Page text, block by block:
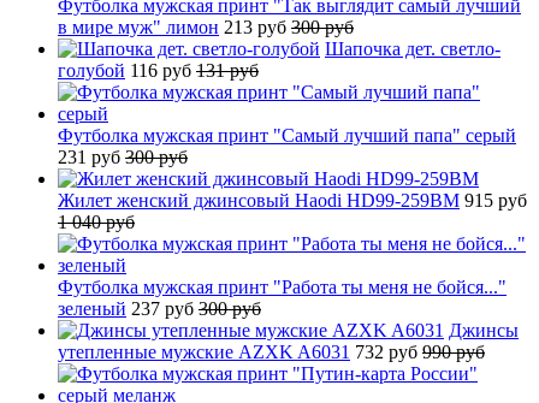
Футболка мужская принт "Так выглядит самый лучший
в мире муж" лимон 213 руб 300 руб
Шапочка дет. светло-
голубой 116 руб 131 руб
Футболка мужская принт "Самый лучший папа" серый
231 руб 300 руб
Жилет женский джинсовый Haodi HD99-259BM 915 руб
1 040 руб
Футболка мужская принт "Работа ты меня не бойся..."
зеленый 237 руб 300 руб
Джинсы
утепленные мужские AZXK A6031 732 руб 990 руб